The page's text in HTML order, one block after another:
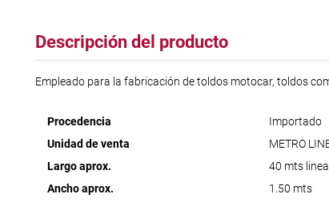
Descripción del producto
Empleado para la fabricación de toldos motocar, toldos
Procedencia
Importado
Unidad de venta
METRO
Largo aprox.
40 mts
Ancho aprox.
1.50 mts